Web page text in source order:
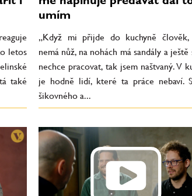
letos
také
umím
„Když mi přijde do kuchyně
nemá nůž, na nohách má sandály a ještě
nechce pracovat, tak jsem naštvaný. V
je hodně lidí, které ta práce nebaví.
šikovného a...